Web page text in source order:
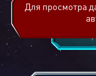
Для просмотра